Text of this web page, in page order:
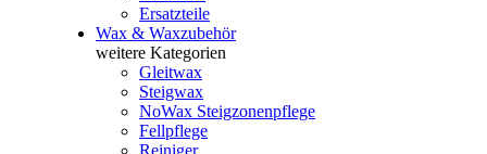
Ersatzteile
Wax & Waxzubehör
weitere Kategorien
Gleitwax
Steigwax
NoWax Steigzonenpflege
Fellpflege
Reiniger